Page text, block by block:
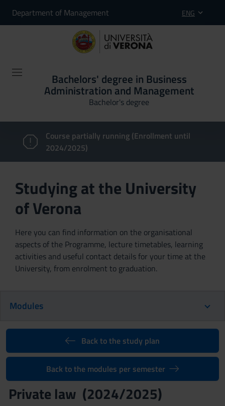
Department of Management ENG
Bachelors' degree in Business
Administration and Management
Bachelor's degree
Course partially running (Enrollment until
2024/2025)
Studying at the University
of Verona
Here you can find information on the organisational
aspects of the Programme, lecture timetables, learning
activities and useful contact details for your time at the
University, from enrolment to graduation.
Modules
Back to the study plan
Back to the modules per semester
Private law (2024/2025)